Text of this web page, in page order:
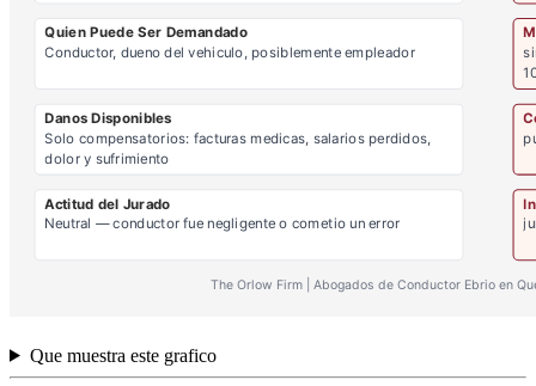
Que muestra este grafico